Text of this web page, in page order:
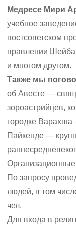
Медресе Мири
учебное
постсоветском
правлении
и многом другом.
Также мы
об Авесте —
зороастрийцев,
городке Варахша
Пайкенде —
Организационные
По запросу
людей, в том
чел.
Для входа в